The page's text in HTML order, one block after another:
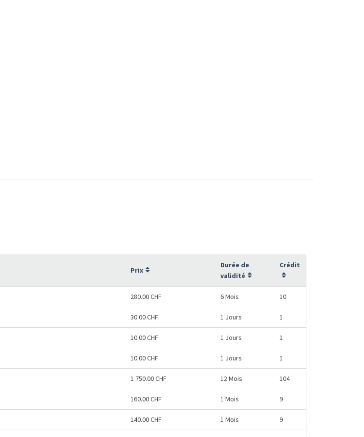
Prix
Durée de
validité
Crédit
280.00 CHF 6 Mois 10
30.00 CHF 1 Jours 1
10.00 CHF 1 Jours 1
10.00 CHF 1 Jours 1
1 750.00 CHF 12 Mois 104
160.00 CHF 1 Mois 9
140.00 CHF 1 Mois 9